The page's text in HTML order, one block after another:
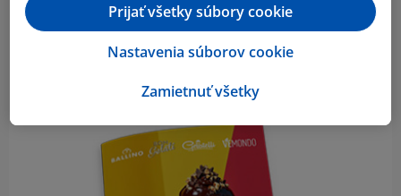
Zamietnuť všetky
Nastavenia súborov cookie
Prijať všetky súbory cookie